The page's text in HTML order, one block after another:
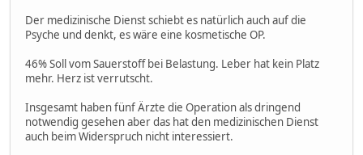
Der medizinische Dienst schiebt es natürlich auch auf die
Psyche und denkt, es wäre eine kosmetische OP.
46% Soll vom Sauerstoff bei Belastung. Leber hat kein Platz
mehr. Herz ist verrutscht.
Insgesamt haben fünf Ärzte die Operation als dringend
notwendig gesehen aber das hat den medizinischen Dienst
auch beim Widerspruch nicht interessiert.